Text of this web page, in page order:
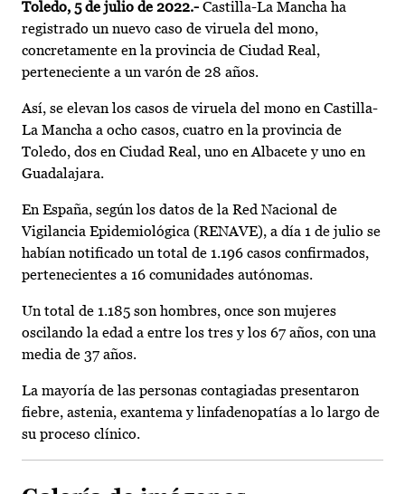
Toledo, 5 de julio de 2022.- Castilla-La Mancha ha
registrado un nuevo caso de viruela del mono,
concretamente en la provincia de Ciudad Real,
perteneciente a un varón de 28 años.
Así, se elevan los casos de viruela del mono en Castilla-
La Mancha a ocho casos, cuatro en la provincia de
Toledo, dos en Ciudad Real, uno en Albacete y uno en
Guadalajara.
En España, según los datos de la Red Nacional de
Vigilancia Epidemiológica (RENAVE), a día 1 de julio se
habían notificado un total de 1.196 casos confirmados,
pertenecientes a 16 comunidades autónomas.
Un total de 1.185 son hombres, once son mujeres
oscilando la edad a entre los tres y los 67 años, con una
media de 37 años.
La mayoría de las personas contagiadas presentaron
fiebre, astenia, exantema y linfadenopatías a lo largo de
su proceso clínico.